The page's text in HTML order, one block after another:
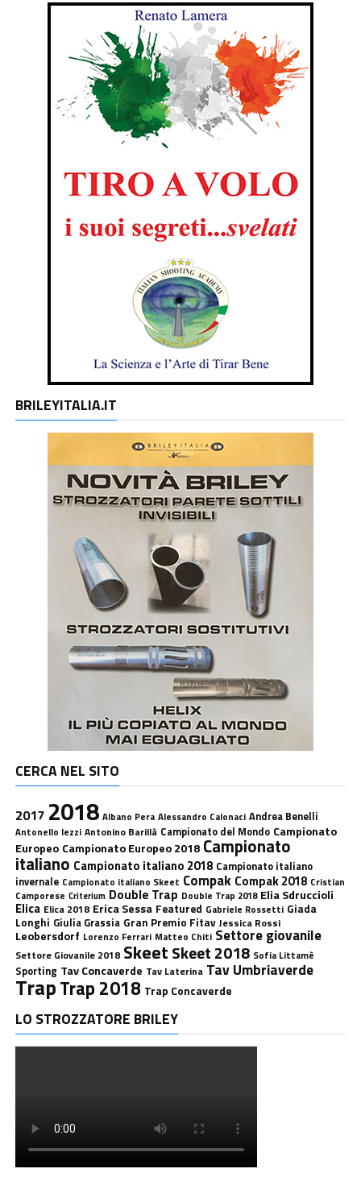
BRILEYITALIA.IT
CERCA NEL SITO
2017 2018 Albano Pera Alessandro Calonaci Andrea Benelli
Antonello Iezzi Antonino Barillà Campionato del Mondo Campionato
Europeo Campionato Europeo 2018 Campionato
italiano Campionato italiano 2018 Campionato italiano
invernale Campionato italiano Skeet Compak Compak 2018 Cristian
Camporese Criterium Double Trap Double Trap 2018 Elia Sdruccioli
Elica Elica 2018 Erica Sessa Featured Gabriele Rossetti Giada
Longhi Giulia Grassia Gran Premio Fitav Jessica Rossi
Leobersdorf Lorenzo Ferrari Matteo Chiti Settore giovanile
Settore Giovanile 2018 SkeetSkeet 2018 Sofia Littamè
Sporting Tav Concaverde Tav Laterina Tav Umbriaverde
TrapTrap 2018 Trap Concaverde
LO STROZZATORE BRILEY